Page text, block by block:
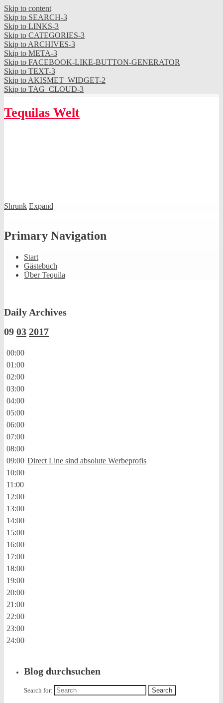
Skip to content
Skip to SEARCH-3
Skip to LINKS-3
Skip to CATEGORIES-3
Skip to ARCHIVES-3
Skip to META-3
Skip to FACEBOOK-LIKE-BUTTON-GENERATOR
Skip to TEXT-3
Skip to AKISMET_WIDGET-2
Skip to TAG_CLOUD-3
Tequilas Welt
Shrunk Expand
Primary Navigation
Start
Gästebuch
Über Tequila
Daily Archives
09 03 2017
00:00
01:00
02:00
03:00
04:00
05:00
06:00
07:00
08:00
09:00 Direct Line sind absolute Werbeprofis
10:00
11:00
12:00
13:00
14:00
15:00
16:00
17:00
18:00
19:00
20:00
21:00
22:00
23:00
24:00
Blog durchsuchen
Search for: